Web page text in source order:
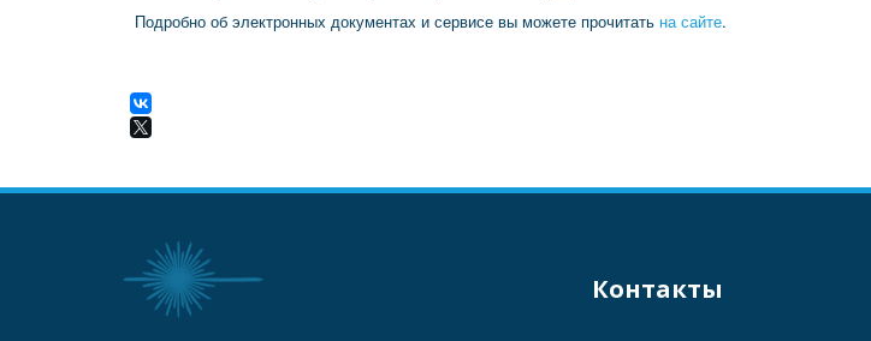
Подробно об электронных документах и сервисе вы можете прочитать на сайте.
Контакты